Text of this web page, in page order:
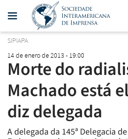
SIPIAPA
14 de enero de 2013 - 19:00
Morte do
Machado está
diz delegada
A delegada da 145ª Delegacia